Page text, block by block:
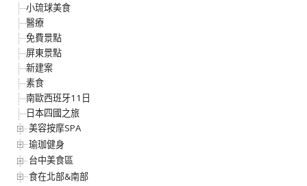
小琉球美食
醫療
免費景點
屏東景點
新建案
素食
南歐西班牙11日
日本四國之旅
美容按摩SPA
瑜珈健身
台中美食區
食在北部&南部